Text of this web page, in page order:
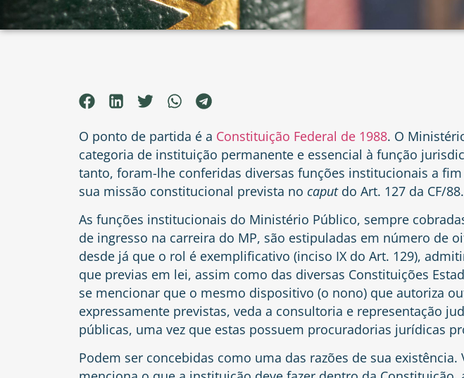
O ponto de partida é a Constituição Federal de 1988. O
categoria de instituição permanente e essencial à função
tanto, foram-lhe conferidas diversas funções institucionais a
sua missão constitucional prevista no caput do Art. 127 da CF/88.
As funções institucionais do Ministério Público, sempre
de ingresso na carreira do MP, são estipuladas em número de
desde já que o rol é exemplificativo (inciso IX do Art. 129),
que previas em lei, assim como das diversas Constituições
se mencionar que o mesmo dispositivo (o nono) que autoriza
expressamente previstas, veda a consultoria e representação
públicas, uma vez que estas possuem procuradorias jurídicas
Podem ser concebidas como uma das razões de sua existência.